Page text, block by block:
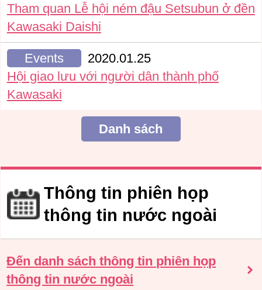
Tham quan Lễ hội ném đậu Setsubun ở đền
Kawasaki Daishi
Events
2020.01.25
Hội giao lưu với người dân thành phố
Kawasaki
Danh sách
Thông tin phiên họp
thông tin nước ngoài
Đến danh sách thông tin phiên họp
thông tin nước ngoài